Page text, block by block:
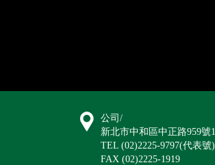
公司/
新北市中和區中正路959號
TEL (02)2225-9797(代表號)
FAX (02)2225-1919